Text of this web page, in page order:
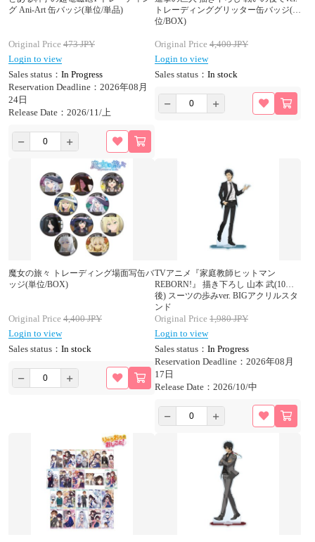
グ Ani-Art 缶バッジ(単位/単品)
Original Price 473JPY
Login to view
Sales status： In Progress
Reservation Deadline：2026年08月
24日
Release Date：2026/11/上
トレーディンググリッター缶バッジ(単
位/BOX)
Original Price 4,400JPY
Login to view
Sales status： In stock
魔女の旅々 トレーディング場面写缶バ
ッジ(単位/BOX)
Original Price 4,400JPY
Login to view
Sales status： In stock
TVアニメ『家庭教師ヒットマン
REBORN!』 描き下ろし 山本 武(10年
後) スーツの歩みver. BIGアクリルスタ
ンド
Original Price 1,980JPY
Login to view
Sales status： In Progress
Reservation Deadline：2026年08月
17日
Release Date：2026/10/中